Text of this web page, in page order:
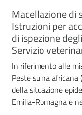
Macellazione di
Istruzioni per
di ispezione
Servizio
In riferimento alle
Peste suina
della situazione
Emilia-Romagna e